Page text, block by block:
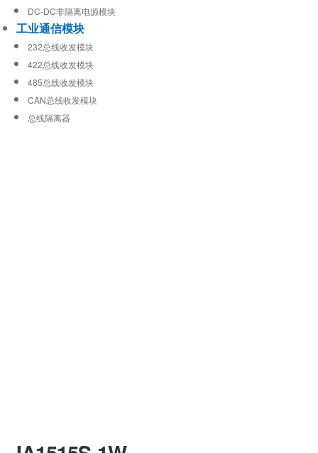
DC-DC非隔离电源模块
工业通信模块
232总线收发模块
422总线收发模块
485总线收发模块
CAN总线收发模块
总线隔离器